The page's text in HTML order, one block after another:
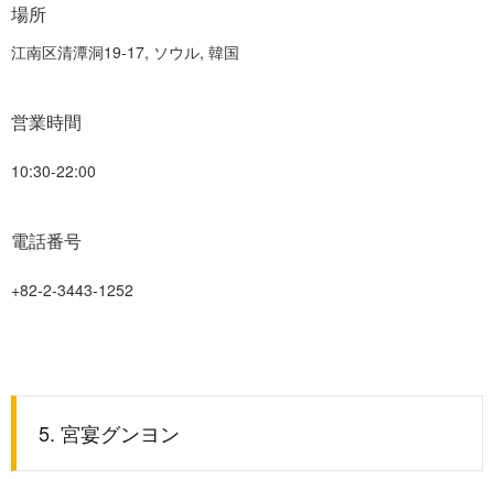
場所
江南区清潭洞19-17, ソウル, 韓国
営業時間
10:30-22:00
電話番号
+82-2-3443-1252
5. 宮宴グンヨン